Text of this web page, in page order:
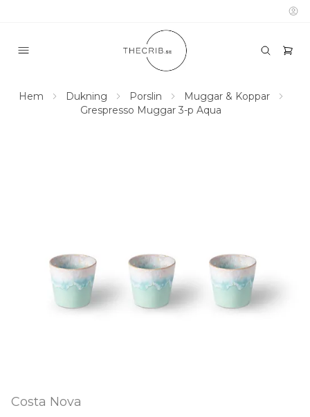
Hem Dukning Porslin
Muggar & Koppar
Grespresso Muggar 3-p Aqua
Costa Nova